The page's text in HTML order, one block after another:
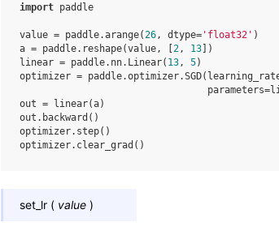
import paddle
value = paddle.arange( 26 , dtype= 'float32' )
a = paddle. reshape(value , [2 , 13])
linear = paddle. nn. Linear( 13 , 5)
optimizer = paddle.optimizer.SGD(
parameters=
out = linear(a)
out . backward ()
optimizer. step()
optimizer. clear_grad ()
set_lr ( value )